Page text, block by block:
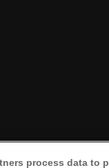
process data to